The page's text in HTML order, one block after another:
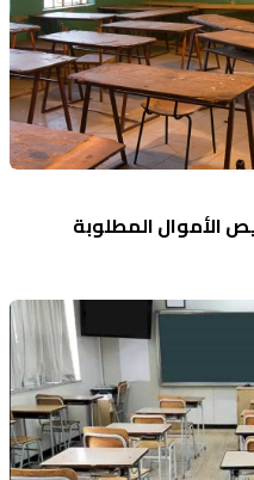
الأموال المطلوبة